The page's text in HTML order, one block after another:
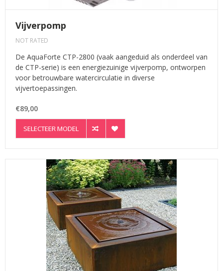
Vijverpomp
NOT RATED
De AquaForte CTP-2800 (vaak aangeduid als onderdeel van
de CTP-serie) is een energiezuinige vijverpomp, ontworpen
voor betrouwbare watercirculatie in diverse
vijvertoepassingen.
€89,00
SELECTEER MODEL